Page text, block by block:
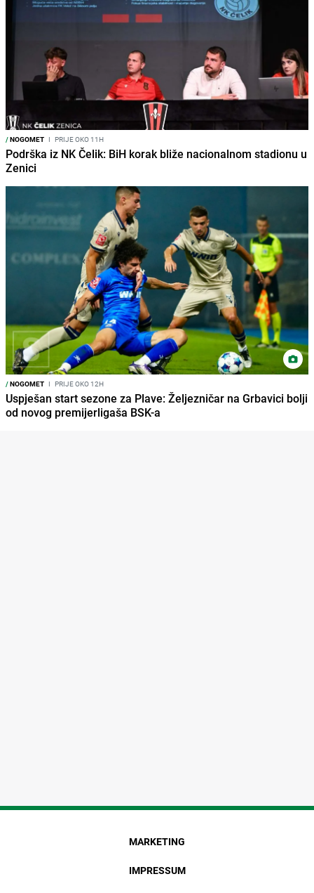
/NOGOMET I PRIJE OKO 11H
Podrška iz NK Čelik: BiH korak bliže nacionalnom stadionu u
Zenici
/NOGOMET I PRIJE OKO 12H
Uspješan start sezone za Plave: Željezničar na Grbavici bolji
od novog premijerligaša BSK-a
MARKETING
IMPRESSUM